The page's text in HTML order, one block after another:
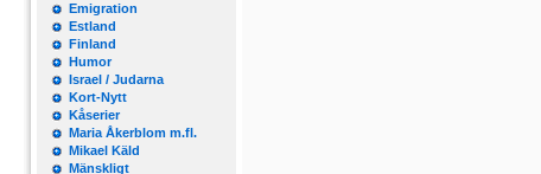
Emigration
Estland
Finland
Humor
Israel / Judarna
Kort-Nytt
Kåserier
Maria Åkerblom m.fl.
Mikael Käld
Mänskligt